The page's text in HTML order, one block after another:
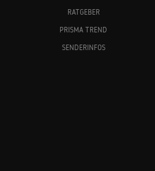
RATGEBER
PRISMA TREND
SENDERINFOS